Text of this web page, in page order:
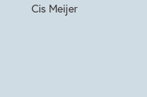
Cis Meijer